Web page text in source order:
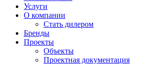
Услуги
О компании
Стать дилером
Бренды
Проекты
Объекты
Проектная документация